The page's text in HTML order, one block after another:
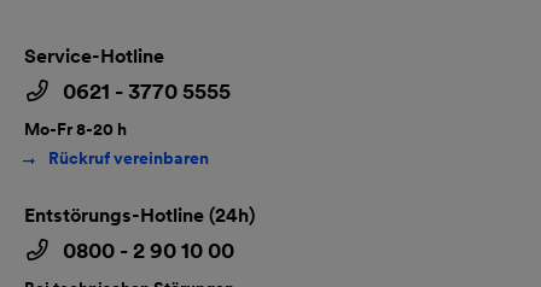
Service-Hotline
0621 - 3770 5555
Mo-Fr 8-20 h
Rückruf vereinbaren
Entstörungs-Hotline (24h)
0800 - 2 90 10 00